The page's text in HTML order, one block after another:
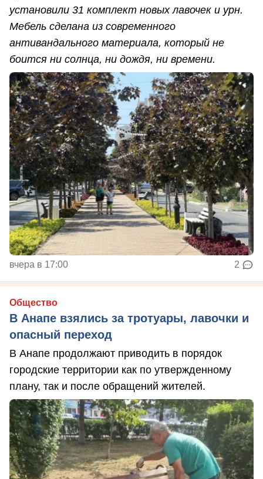
установили 31 комплект новых лавочек и урн.
Мебель сделана из современного
антивандального материала, который не
боится ни солнца, ни дождя, ни времени.
вчера в 17:00 2
Общество
В Анапе взялись за тротуары, лавочки и
опасный переход
В Анапе продолжают приводить в порядок
городские территории как по утвержденному
плану, так и после обращений жителей.